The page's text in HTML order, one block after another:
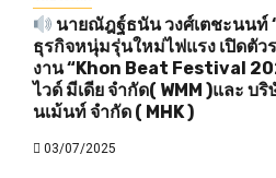
นายณัฎฐ์ธนัน วงศ์เตชะนนท์
ธุรกิจหนุ่มรุ่นใหม่ไฟแรง เปิดตัว
งาน “Khon Beat Festival
ไวด์ มีเดีย จำกัด( WMM )และ บ
นเม้นท์ จำกัด ( MHK )
03/07/2025